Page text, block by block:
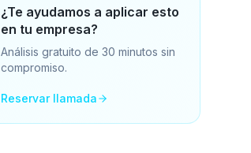
¿Te ayudamos a aplicar esto
en tu empresa?
Análisis gratuito de 30 minutos sin
compromiso.
Reservar llamada